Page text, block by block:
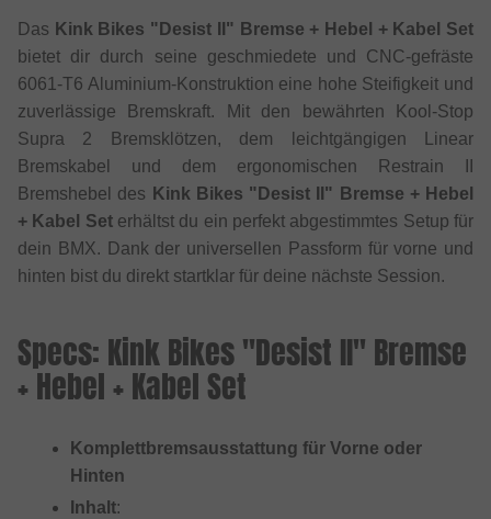
Das Kink Bikes "Desist II" Bremse + Hebel + Kabel Set
bietet dir durch seine geschmiedete und CNC-gefräste
6061-T6 Aluminium-Konstruktion eine hohe Steifigkeit und
zuverlässige Bremskraft. Mit den bewährten Kool-Stop
Supra 2 Bremsklötzen, dem leichtgängigen Linear
Bremskabel und dem ergonomischen Restrain II
Bremshebel des Kink Bikes "Desist II" Bremse + Hebel
+ Kabel Seterhältst du ein perfekt abgestimmtes Setup für
dein BMX. Dank der universellen Passform für vorne und
hinten bist du direkt startklar für deine nächste Session.
Specs: Kink Bikes "Desist II" Bremse
+ Hebel + Kabel Set
Komplettbremsausstattung für Vorne oder
Hinten
Inhalt: